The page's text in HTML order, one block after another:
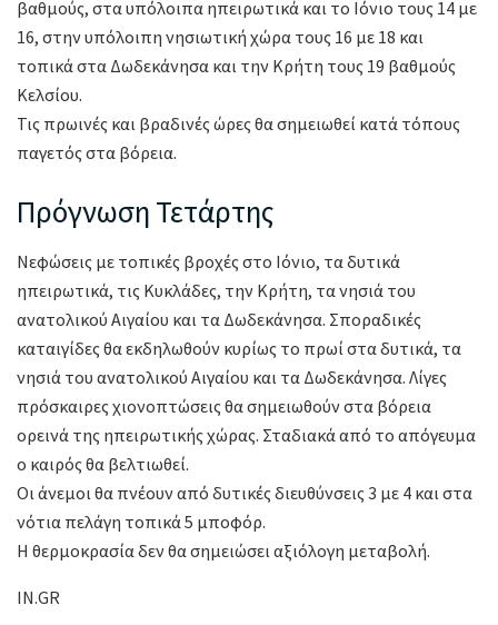
βαθμούς, στα υπόλοιπα ηπειρωτικά και το Ιόνιο τους 14 με
16, στην υπόλοιπη νησιωτική χώρα τους 16 με 18 και
τοπικά στα Δωδεκάνησα και την Κρήτη τους 19 βαθμούς
Κελσίου.
Τις πρωινές και βραδινές ώρες θα σημειωθεί κατά τόπους
παγετός στα βόρεια.
Πρόγνωση Τετάρτης
Νεφώσεις με τοπικές βροχές στο Ιόνιο, τα δυτικά
ηπειρωτικά, τις Κυκλάδες, την Κρήτη, τα νησιά του
ανατολικού Αιγαίου και τα Δωδεκάνησα. Σποραδικές
καταιγίδες θα εκδηλωθούν κυρίως το πρωί στα δυτικά, τα
νησιά του ανατολικού Αιγαίου και τα Δωδεκάνησα. Λίγες
πρόσκαιρες χιονοπτώσεις θα σημειωθούν στα βόρεια
ορεινά της ηπειρωτικής χώρας. Σταδιακά από το απόγευμα
ο καιρός θα βελτιωθεί.
Οι άνεμοι θα πνέουν από δυτικές διευθύνσεις 3 με 4 και στα
νότια πελάγη τοπικά 5 μποφόρ.
Η θερμοκρασία δεν θα σημειώσει αξιόλογη μεταβολή.
IN.GR